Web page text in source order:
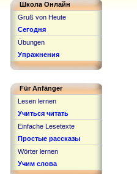
Школа Онлайн
Gruß von Heute
Сегодня
Übungen
Упражнения
Für Anfänger
Lesen lernen
Учиться читать
Einfache Lesetexte
Простые рассказы
Wörter lernen
Учим слова